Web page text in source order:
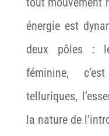
énergie est
deux pôles :
féminine,
telluriques,
la nature de